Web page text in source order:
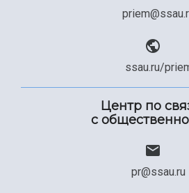
ssau.ru/
Центр по
с
pr@ssau.ru